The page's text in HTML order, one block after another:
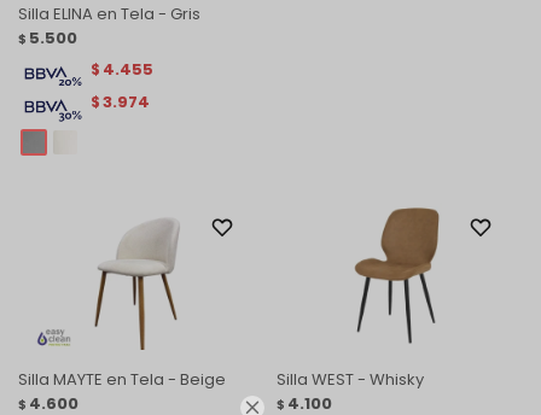

Silla ELINA en Tela - Gris
$ 5.500
$3.974
$ 4.455
Silla MAYTE en Tela - Beige
$ 4.600
Silla WEST - Whisky
$ 4.100